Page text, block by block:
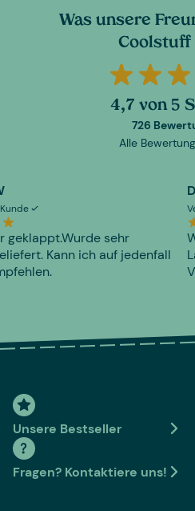
Was unsere
Coolstuff
4,7 von 5
726
Alle
geklappt.Wurde sehr
Kann ich auf jedenfall
Unsere Bestseller
Fragen? Kontaktiere uns!